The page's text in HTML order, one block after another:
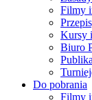
Filmy
Kursy
Biuro
Do pobrania
Filmy